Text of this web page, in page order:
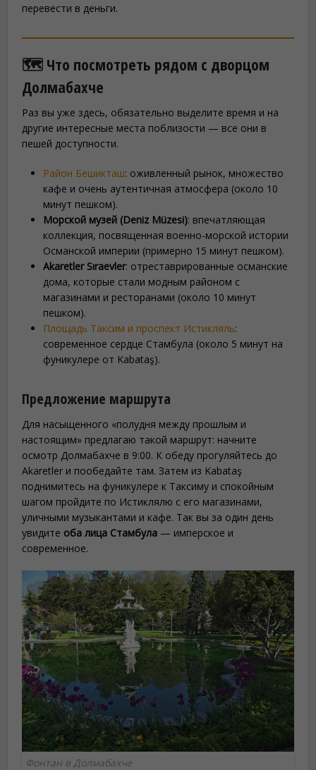
перевести в деньги.
🗺️ Что посмотреть рядом с дворцом
Долмабахче
Раз вы уже здесь, обязательно выделите время и на
другие интересные места поблизости — все они в
пешей доступности.
Район Бешикташ: оживленный рынок, множество
кафе и очень аутентичная атмосфера (около 10
минут пешком).
Морской музей (Deniz Müzesi): впечатляющая
коллекция, посвященная военно-морской истории
Османской империи (примерно 15 минут пешком).
Akaretler Sıraevler: отреставрированные османские
дома, которые стали модным районом с
магазинами и ресторанами (около 10 минут
пешком).
Площадь Таксим и проспект Истикляль:
современное сердце Стамбула (около 5 минут на
фуникулере от Kabataş).
Предложение маршрута
Для насыщенного «полудня между прошлым и
настоящим» предлагаю такой маршрут: начните
осмотр Долмабахче в 9:00. К обеду прогуляйтесь до
Akaretler и пообедайте там. Затем из Kabataş
поднимитесь на фуникулере к Таксиму и спокойным
шагом пройдите по Истиклялю с его магазинами,
уличными музыкантами и кафе. Так вы за один день
увидите оба лица Стамбула — имперское и
современное.
Фонтан в Долмабахче